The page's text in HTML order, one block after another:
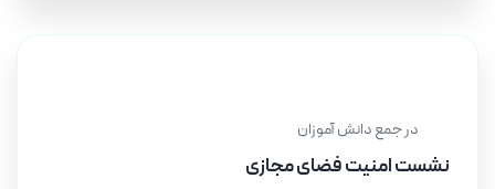
در جمع دانش آموزان
نشست امنیت فضای مجازی